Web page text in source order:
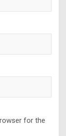
for the